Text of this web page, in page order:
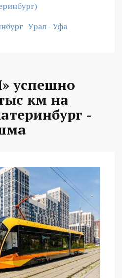
Урал - Уфа
успешно
км на
-